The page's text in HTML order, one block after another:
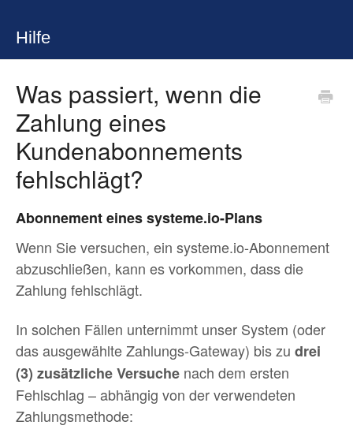
Hilfe
Was passiert, wenn die
Zahlung eines
Kundenabonnements
fehlschlägt?
Abonnement eines systeme.io-Plans
Wenn Sie versuchen, ein systeme.io-Abonnement
abzuschließen, kann es vorkommen, dass die
Zahlung fehlschlägt.
In solchen Fällen unternimmt unser System (oder
das ausgewählte Zahlungs-Gateway) bis zu drei
(3) zusätzliche Versuche nach dem ersten
Fehlschlag – abhängig von der verwendeten
Zahlungsmethode: